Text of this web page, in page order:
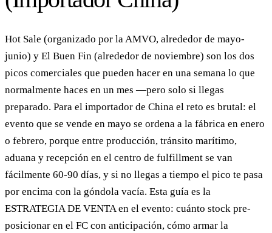
Hot Sale (organizado por la AMVO, alrededor de mayo-
junio) y El Buen Fin (alrededor de noviembre) son los dos
picos comerciales que pueden hacer en una semana lo que
normalmente haces en un mes —pero solo si llegas
preparado. Para el importador de China el reto es brutal: el
evento que se vende en mayo se ordena a la fábrica en enero
o febrero, porque entre producción, tránsito marítimo,
aduana y recepción en el centro de fulfillment se van
fácilmente 60-90 días, y si no llegas a tiempo el pico te pasa
por encima con la góndola vacía. Esta guía es la
ESTRATEGIA DE VENTA en el evento: cuánto stock pre-
posicionar en el FC con anticipación, cómo armar la